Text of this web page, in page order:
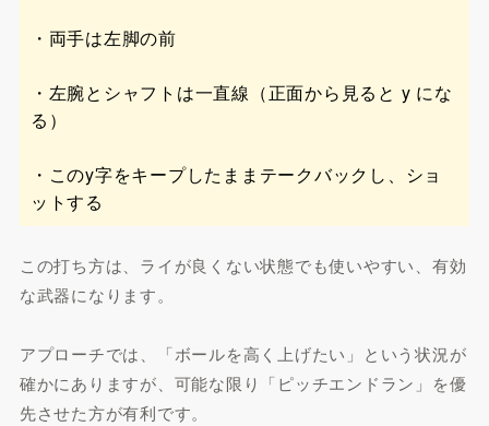
・両手は左脚の前
・左腕とシャフトは一直線（正面から見ると y にな
る）
・このy字をキープしたままテークバックし、ショ
ットする
この打ち方は、ライが良くない状態でも使いやすい、有効
な武器になります。
アプローチでは、「ボールを高く上げたい」という状況が
確かにありますが、可能な限り「ピッチエンドラン」を優
先させた方が有利です。